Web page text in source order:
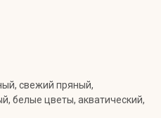
свежий пряный,
белые цветы, акватический,